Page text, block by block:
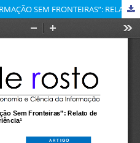
PROJETO DE EXTENSÃO “INFORMAÇÃO SEM FRONTEIRAS”: RELATO DE EXPERIÊNCIA